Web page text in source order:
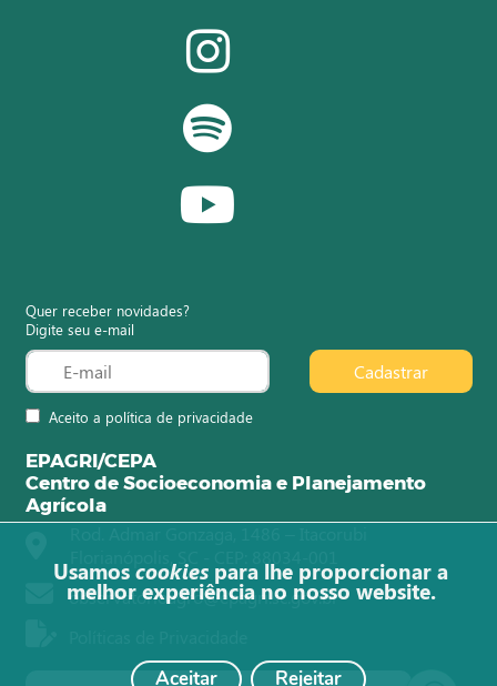
Quer receber novidades?
Digite seu e-mail
Aceito a política de privacidade
Cadastrar
EPAGRI/CEPA
Centro de Socioeconomia e Planejamento
Agrícola
observatorioagro@epagri.sc.gov.br
Usamos cookies para lhe proporcionar a
melhor experiência no nosso website.
Aceitar Rejeitar